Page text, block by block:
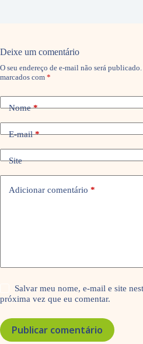
Deixe um comentário
O seu endereço de e-mail não será publicado.
marcados com *
Nome*
E-mail*
Site
Adicionar comentário *
Salvar meu nome, e-mail e site
próxima vez que eu comentar.
Publicar comentário